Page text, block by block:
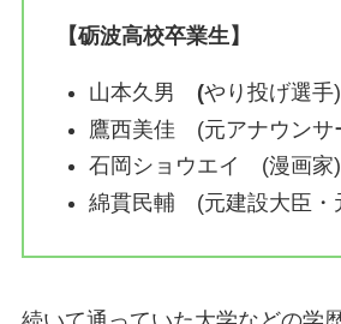
【砺波高校卒業生】
山本久男 (やり投げ選手)
鷹西美佳 (元アナウンサ
石岡ショウエイ (漫画家)
綿貫民輔 (元建設大臣・